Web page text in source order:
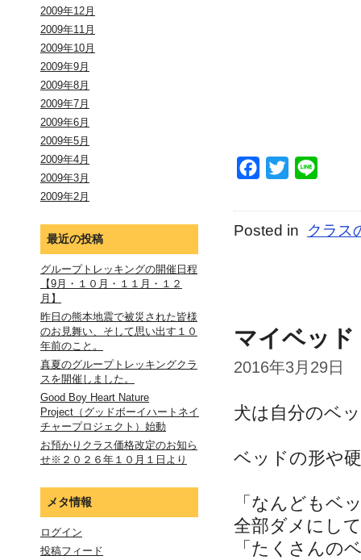
2009年12月
2009年11月
2009年10月
2009年9月
2009年8月
2009年7月
2009年6月
2009年5月
2009年4月
2009年3月
2009年2月
最近の投稿
グループトレッキングの開催日程
【9月・１０月・１１月・１２
月】
昨日の熊本地震で被災された皆様
のお見舞い、そして思い出す１０
年前のこと。
真夏のグループトレッキングクラ
スを開催しました。
Good Boy Heart Nature
Project（グッドボーイハートネイ
チャープロジェクト）始動
お預かりクラス価格改定のお知ら
せ※２０２６年１０月１日より
メタ情報
ログイン
投稿フィード
Facebook
Twitter
Posted in クラス
マイベッド
2016年3月29日
犬は自分のベ
ベッドの形や
「なんどもベ
全部ダメにし
「たくさんの